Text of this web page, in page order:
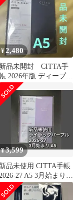
¥2,480
新品未開封 CITTA手
2026年版 ディープネ
ビー
¥3,599
新品未使用 CITTA手帳
2026-27 A5 3月始まり
イラックパープル